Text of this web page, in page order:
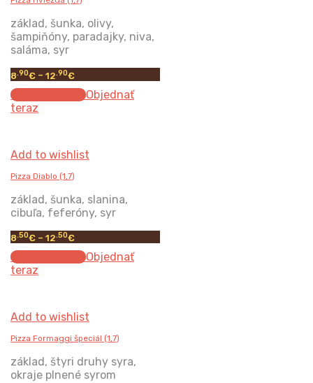
základ, šunka, olivy,
šampiňóny, paradajky, niva,
saláma, syr
8 .90€ – 12 .90€
Select optionsObjednať
teraz
Add to wishlist
Pizza Diablo (1,7)
základ, šunka, slanina,
cibuľa, feferóny, syr
8.50€ – 12.50€
Select optionsObjednať
teraz
Add to wishlist
Pizza Formaggi špeciál (1,7)
základ, štyri druhy syra,
okraje plnené syrom